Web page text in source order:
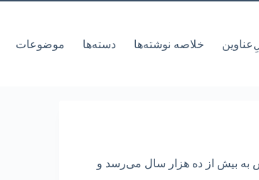
خلاصه نوشته‌ها دسته‌ها موضوعات
به بیش از ده هزار سال می‌رسد و